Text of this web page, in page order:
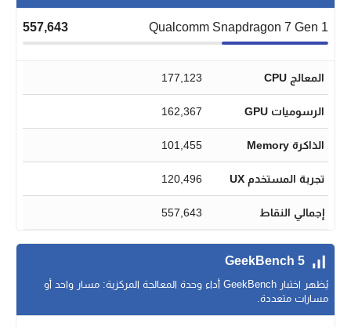
Qualcomm Snapdragon 7 Gen 1
557,643
المعالج CPU 177,123
الرسوميات GPU 162,367
الذاكرة Memory 101,455
تجربة المستخدم UX 120,496
إجمالي النقاط 557,643
GeekBench 5
يُظهر اختبار GeekBench أداء وحدة المعالجة المركزية: مسار واحد أو
مسارات متعددة.